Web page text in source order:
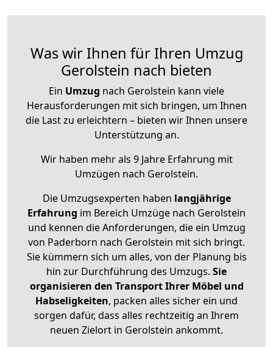
Was wir Ihnen für Ihren Umzug
Gerolstein nach bieten
Ein Umzug nach Gerolstein kann viele
Herausforderungen mit sich bringen, um Ihnen
die Last zu erleichtern – bieten wir Ihnen unsere
Unterstützung an.
Wir haben mehr als 9 Jahre Erfahrung mit
Umzügen nach Gerolstein.
Die Umzugsexperten haben langjährige
Erfahrung im Bereich Umzüge nach Gerolstein
und kennen die Anforderungen, die ein Umzug
von Paderborn nach Gerolstein mit sich bringt.
Sie kümmern sich um alles, von der Planung bis
hin zur Durchführung des Umzugs. Sie
organisieren den Transport Ihrer Möbel und
Habseligkeiten, packen alles sicher ein und
sorgen dafür, dass alles rechtzeitig an Ihrem
neuen Zielort in Gerolstein ankommt.